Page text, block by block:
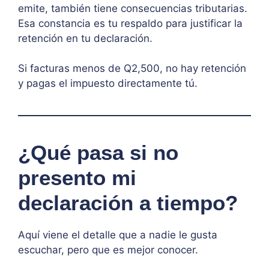
emite, también tiene consecuencias tributarias.
Esa constancia es tu respaldo para justificar la
retención en tu declaración.
Si facturas menos de Q2,500, no hay retención
y pagas el impuesto directamente tú.
¿Qué pasa si no
presento mi
declaración a tiempo?
Aquí viene el detalle que a nadie le gusta
escuchar, pero que es mejor conocer.